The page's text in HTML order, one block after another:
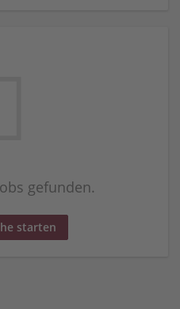
gefunden.
starten